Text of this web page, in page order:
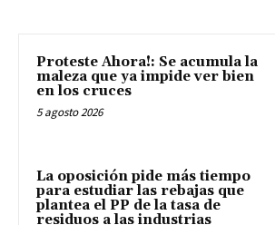
Proteste Ahora!: Se acumula la
maleza que ya impide ver bien
en los cruces
5 agosto 2026
La oposición pide más tiempo
para estudiar las rebajas que
plantea el PP de la tasa de
residuos a las industrias